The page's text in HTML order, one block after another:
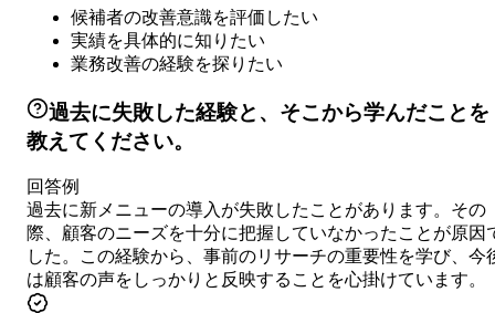
候補者の改善意識を評価したい
実績を具体的に知りたい
業務改善の経験を探りたい
過去に失敗した経験と、そこから学んだことを
教えてください。
回答例
過去に新メニューの導入が失敗したことがあります。その
際、顧客のニーズを十分に把握していなかったことが原因
した。この経験から、事前のリサーチの重要性を学び、今
は顧客の声をしっかりと反映することを心掛けています。